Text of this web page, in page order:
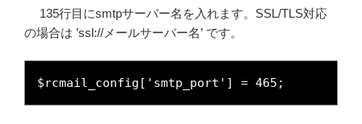
135行目にsmtpサーバー名を入れます。SSL/TLS対応
の場合は ’ssl://メールサーバー名’ です。
$rcmail_config['smtp_port'] = 465;